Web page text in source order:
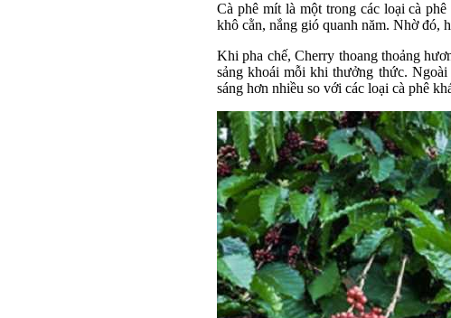
Cà phê mít là một trong các loại cà
khô cằn, nắng gió quanh năm. Nhờ đó,
Khi pha chế, Cherry thoang thoảng
sảng khoái mỗi khi thưởng thức.
sáng hơn nhiều so với các loại cà phê